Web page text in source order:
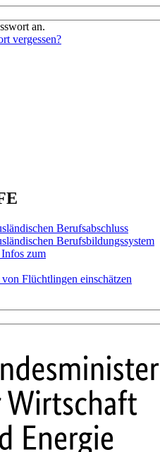
an.
vergessen?
Berufsabschluss
Berufsbildungssystem
zum
Flüchtlingen einschätzen